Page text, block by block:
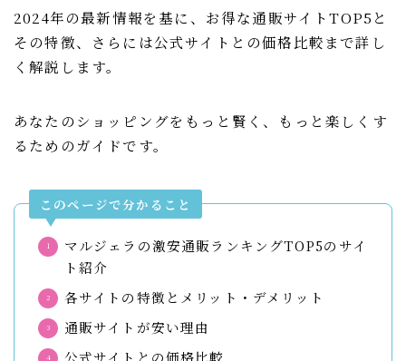
2024年の最新情報を基に、お得な通販サイトTOP5と
その特徴、さらには公式サイトとの価格比較まで詳し
く解説します。
あなたのショッピングをもっと賢く、もっと楽しくす
るためのガイドです。
このページで分かること
マルジェラの激安通販ランキングTOP5のサイ
ト紹介
各サイトの特徴とメリット・デメリット
通販サイトが安い理由
公式サイトとの価格比較